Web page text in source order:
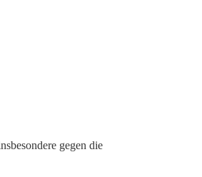
gegen die